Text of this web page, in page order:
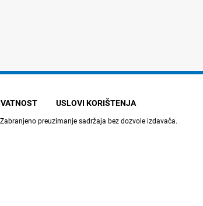
USLOVI KORIŠTENJA
preuzimanje sadržaja bez dozvole izdavača.